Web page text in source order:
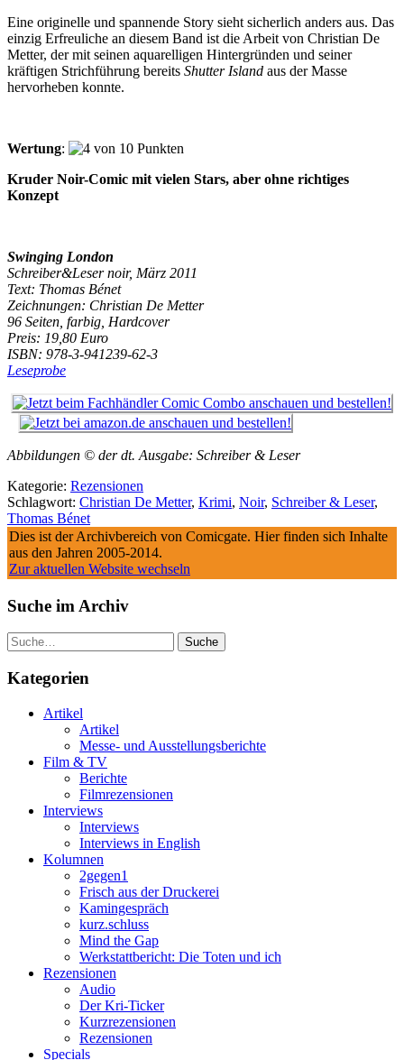
Eine originelle und spannende Story sieht sicherlich anders aus. Das
einzig Erfreuliche an diesem Band ist die Arbeit von Christian De
Metter, der mit seinen aquarelligen Hintergründen und seiner
kräftigen Strichführung bereits Shutter Island aus der Masse
hervorheben konnte.
Wertung:
Kruder Noir-Comic mit vielen Stars, aber ohne richtiges
Konzept
Swinging London
Schreiber&Leser noir, März 2011
Text: Thomas Bénet
Zeichnungen: Christian De Metter
96 Seiten, farbig, Hardcover
Preis: 19,80 Euro
ISBN: 978-3-941239-62-3
Leseprobe
Abbildungen © der dt. Ausgabe: Schreiber & Leser
Kategorie: Rezensionen
Schlagwort: Christian De Metter, Krimi, Noir, Schreiber & Leser,
Thomas Bénet
Dies ist der Archivbereich von Comicgate. Hier finden sich Inhalte
aus den Jahren 2005-2014.
Zur aktuellen Website wechseln
Suche im Archiv
Suche
Kategorien
Artikel
Artikel
Messe- und Ausstellungsberichte
Film & TV
Berichte
Filmrezensionen
Interviews
Interviews
Interviews in English
Kolumnen
2gegen1
Frisch aus der Druckerei
Kamingespräch
kurz.schluss
Mind the Gap
Werkstattbericht: Die Toten und ich
Rezensionen
Audio
Der Kri-Ticker
Kurzrezensionen
Rezensionen
Specials